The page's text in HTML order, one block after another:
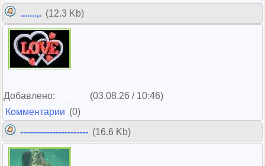
.......,. (12.3 Kb)
Добавлено:
(03.08.26 / 10:46)
Комментарии (0)
----------------------- (16.6 Kb)